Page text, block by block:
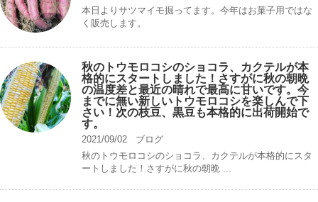
本日よりサツマイモ掘ってます。今年はお菓子用ではな
く販売します。
秋のトウモロコシのショコラ、カクテルが本
格的にスタートしました！さすがに秋の朝晩
の温度差と最近の晴れで最高に甘いです。今
までに無い新しいトウモロコシを楽しんで下
さい！次の枝豆、黒豆も本格的に出荷開始で
す。
2021/09/02
ブログ
秋のトウモロコシのショコラ、カクテルが本格的にスタ
ートしました！さすがに秋の朝晩 ...